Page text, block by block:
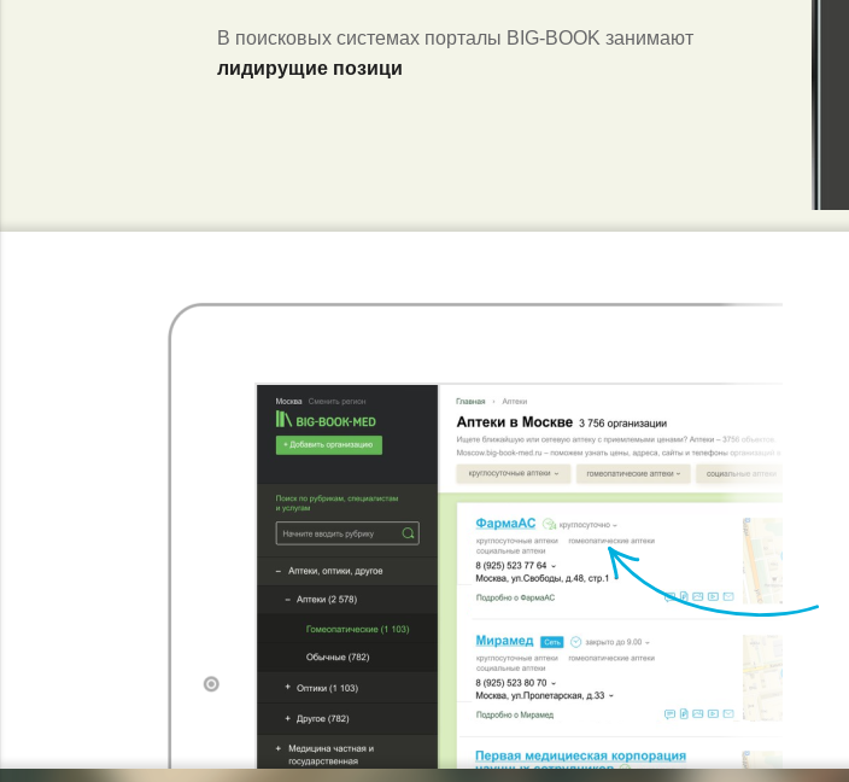
В поисковых системах порталы BIG-BOOK занимают
лидирущие позици